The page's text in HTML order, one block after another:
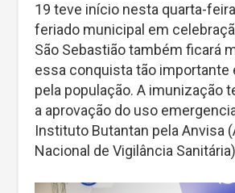
19 teve início nesta quarta-
feriado municipal em
São Sebastião também ficará
essa conquista tão importante
pela população. A imunização
a aprovação do uso
Instituto Butantan pela Anvisa
Nacional de Vigilância